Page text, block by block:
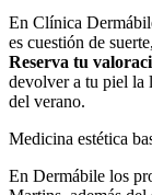
En Clínica
es cuestión de
Reserva tu
devolver a tu piel la
del verano.
Medicina estética
En Dermábile los